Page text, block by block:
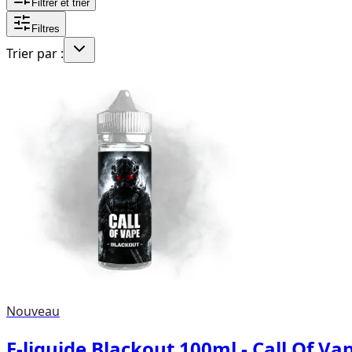
Filtrer et trier
Filtres
Trier par :
Nouveau